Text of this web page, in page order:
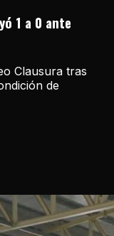
1 a 0 ante
Clausura tras
de